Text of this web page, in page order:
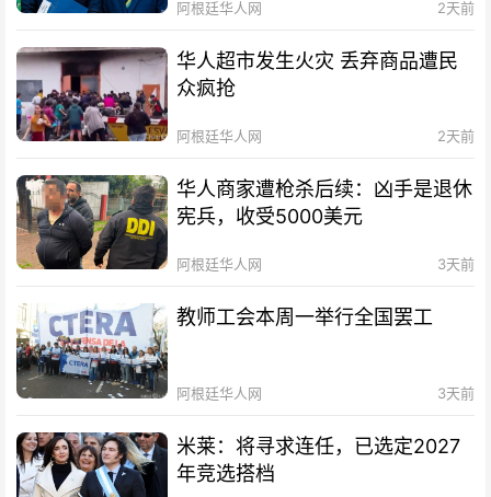
阿根廷华人网 2天前
华人超市发生火灾 丢弃商品遭民
众疯抢
阿根廷华人网 2天前
华人商家遭枪杀后续：凶手是退休
宪兵，收受5000美元
阿根廷华人网 3天前
教师工会本周一举行全国罢工
阿根廷华人网 3天前
米莱：将寻求连任，已选定2027
年竞选搭档